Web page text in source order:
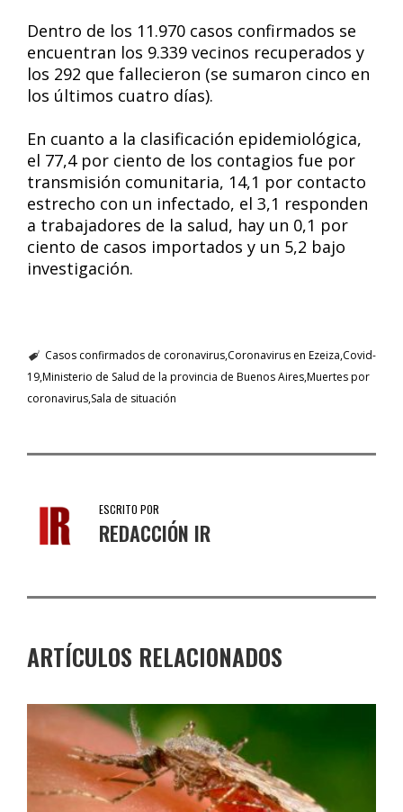
Dentro de los 11.970 casos confirmados se
encuentran los 9.339 vecinos recuperados y
los 292 que fallecieron (se sumaron cinco en
los últimos cuatro días).
En cuanto a la clasificación epidemiológica,
el 77,4 por ciento de los contagios fue por
transmisión comunitaria, 14,1 por contacto
estrecho con un infectado, el 3,1 responden
a trabajadores de la salud, hay un 0,1 por
ciento de casos importados y un 5,2 bajo
investigación.
Casos confirmados de coronavirusCoronavirus en Ezeiza Covid-
19Ministerio de Salud de la provincia de Buenos AiresMuertes por
coronavirus Sala de situación
ESCRITO POR
REDACCIÓN IR
ARTÍCULOS RELACIONADOS